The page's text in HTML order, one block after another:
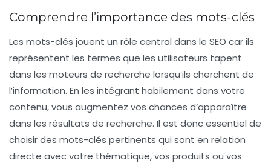
Comprendre l’importance des mots-clés
Les mots-clés jouent un rôle central dans le SEO car ils
représentent les termes que les utilisateurs tapent
dans les moteurs de recherche lorsqu’ils cherchent de
l’information. En les intégrant habilement dans votre
contenu, vous augmentez vos chances d’apparaître
dans les résultats de recherche. Il est donc essentiel de
choisir des mots-clés pertinents qui sont en relation
directe avec votre thématique, vos produits ou vos